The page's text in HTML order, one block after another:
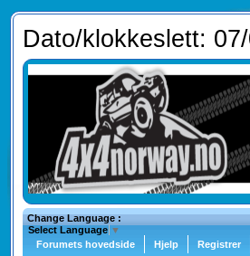
Dato/klokkeslett:
Change Language :
Select Language ▼
Forumets hovedside
Hjelp Registrer